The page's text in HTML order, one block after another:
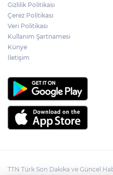
Rojin
Kıvanç
Gizlilik Politikası
Çerez Politikası
Veri Politikası
Kullanım Şartnamesi
Künye
İletişim
TTN Türk Son Dakika ve Güncel